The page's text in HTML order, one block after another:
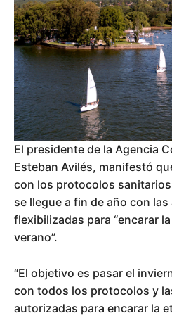
El presidente de la Agencia
Esteban Avilés, manifestó
con los protocolos
se llegue a fin de año con
flexibilizadas para “encarar
verano”.
“El objetivo es pasar el
con todos los protocolos y
autorizadas para encarar la